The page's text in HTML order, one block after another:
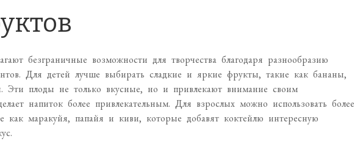
безграничные возможности для творчества благодаря разнообразию
Для детей лучше выбирать сладкие и яркие фрукты, такие как бананы,
Эти плоды не только вкусные, но и привлекают внимание своим
напиток более привлекательным. Для взрослых можно использовать более
как маракуйя, папайя и киви, которые добавят коктейлю интересную